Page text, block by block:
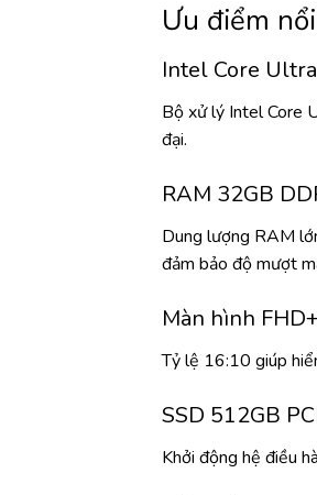
Ưu điểm
Intel Core
Bộ xử lý Intel Core
đại.
RAM 32GB
Dung lượng RAM
đảm bảo độ mượt
Màn hình
Tỷ lệ 16:10 giúp
SSD 512GB
Khởi động hệ điều